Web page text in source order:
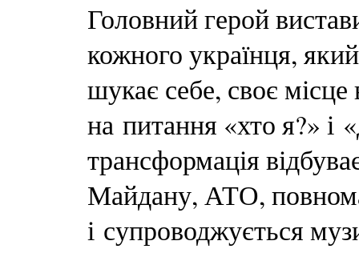
Головний герой
кожного українця,
шукає себе, своє місце
на питання «хто я?» і
трансформація
Майдану, АТО,
і супроводжується